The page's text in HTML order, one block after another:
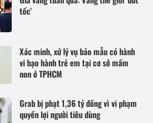
tốc'
Xác minh, xử lý vụ bảo mẫu có hành
vi bạo hành trẻ em tại cơ sở mầm
non ở TPHCM
Grab bị phạt 1,36 tỷ đồng vì vi phạm
quyền lợi người tiêu dùng